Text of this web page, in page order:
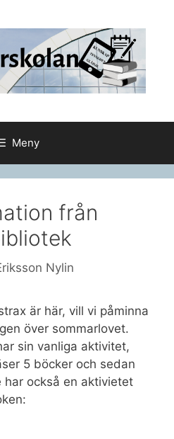
Meny
från
Nylin
är här, vill vi påminna
över sommarlovet.
sin vanliga aktivitet,
5 böcker och sedan
har också en aktivietet